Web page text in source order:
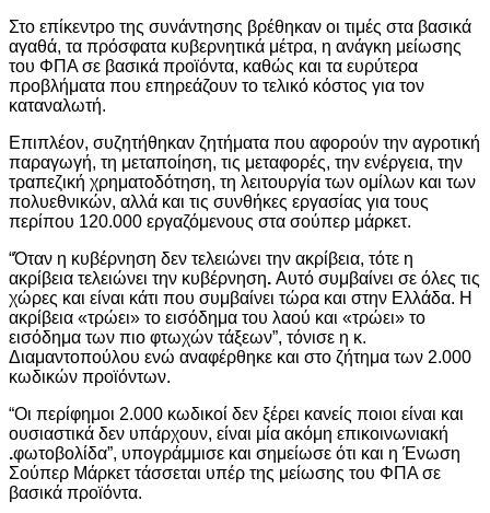
Στο επίκεντρο της συνάντησης βρέθηκαν οι τιμές στα βασικά
αγαθά, τα πρόσφατα κυβερνητικά μέτρα, η ανάγκη μείωσης
του ΦΠΑ σε βασικά προϊόντα, καθώς και τα ευρύτερα
προβλήματα που επηρεάζουν το τελικό κόστος για τον
καταναλωτή.
Επιπλέον, συζητήθηκαν ζητήματα που αφορούν την αγροτική
παραγωγή, τη μεταποίηση, τις μεταφορές, την ενέργεια, την
τραπεζική χρηματοδότηση, τη λειτουργία των ομίλων και των
πολυεθνικών, αλλά και τις συνθήκες εργασίας για τους
περίπου 120.000 εργαζόμενους στα σούπερ μάρκετ.
“Όταν η κυβέρνηση δεν τελειώνει την ακρίβεια, τότε η
ακρίβεια τελειώνει την κυβέρνηση. Αυτό συμβαίνει σε όλες τις
χώρες και είναι κάτι που συμβαίνει τώρα και στην Ελλάδα. Η
ακρίβεια «τρώει» το εισόδημα του λαού και «τρώει» το
εισόδημα των πιο φτωχών τάξεων”, τόνισε η κ.
Διαμαντοπούλου ενώ αναφέρθηκε και στο ζήτημα των 2.000
κωδικών προϊόντων.
“Οι περίφημοι 2.000 κωδικοί δεν ξέρει κανείς ποιοι είναι και
ουσιαστικά δεν υπάρχουν, είναι μία ακόμη επικοινωνιακή
.φωτοβολίδα”, υπογράμμισε και σημείωσε ότι και η Ένωση
Σούπερ Μάρκετ τάσσεται υπέρ της μείωσης του ΦΠΑ σε
βασικά προϊόντα.